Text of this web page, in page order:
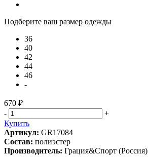
Подберите ваш размер одежды
36
40
42
44
46
-
670 ₽
-
+
Купить
Артикул: GR17084
Состав: полиэстер
Производитель: Грация&Спорт (Россия)